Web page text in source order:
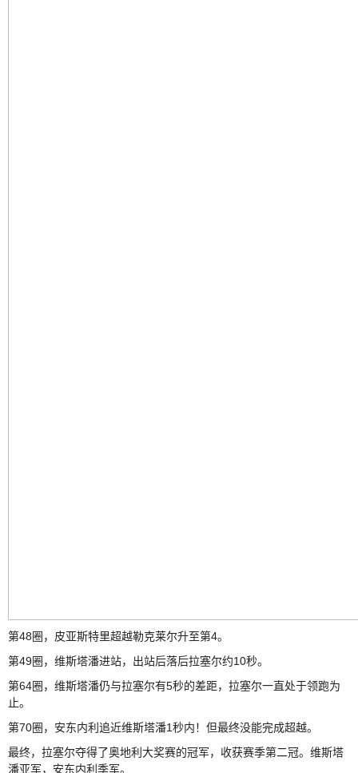
第48圈，皮亚斯特里超越勒克莱尔升至第4。
第49圈，维斯塔潘进站，出站后落后拉塞尔约10秒。
第64圈，维斯塔潘仍与拉塞尔有5秒的差距，拉塞尔一直处于领跑为
止。
第70圈，安东内利追近维斯塔潘1秒内！但最终没能完成超越。
最终，拉塞尔夺得了奥地利大奖赛的冠军，收获赛季第二冠。维斯塔
潘亚军，安东内利季军。